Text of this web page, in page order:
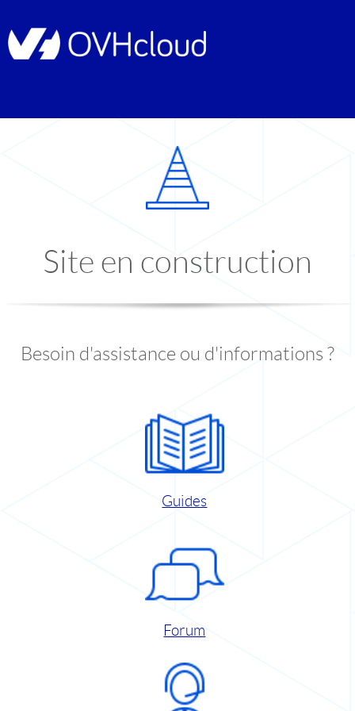
Site en construction
Besoin d'assistance ou d'informations ?
Guides
Forum